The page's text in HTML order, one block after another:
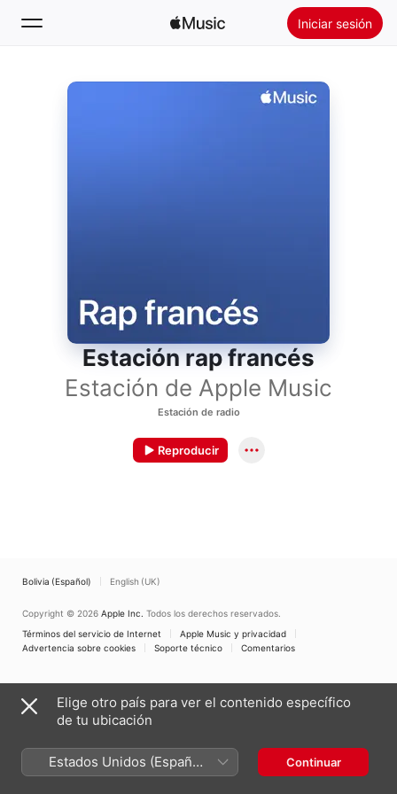
Iniciar sesión
Buscar
Estación rap francés
Estación de Apple Music
Estación de radio
Reproducir
Bolivia (Español) English (UK)
Copyright © 2026 Apple Inc. Todos los derechos reservados.
Términos del servicio de Internet
Apple Music y privacidad
Advertencia sobre cookies
Soporte técnico Comentarios
Elige otro país para ver el contenido específico
de tu ubicación
Estados Unidos (Español
México)
Continuar